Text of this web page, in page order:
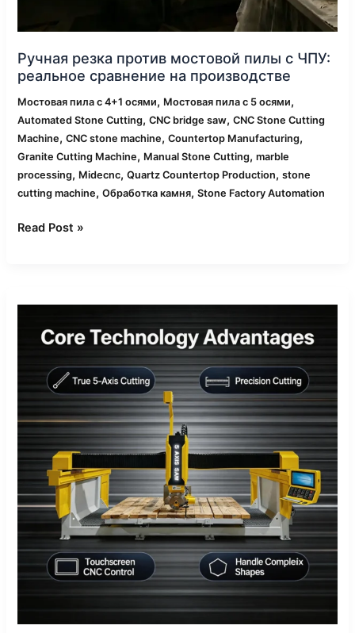
Ручная резка против мостовой пилы с ЧПУ:
реальное сравнение на производстве
Мостовая пила с 4+1 осями, Мостовая пила с 5 осями,
Automated Stone Cutting,CNC bridge saw,CNC Stone Cutting
Machine,CNC stone machine,Countertop Manufacturing,
Granite Cutting Machine, Manual Stone Cutting,marble
processing, Midecnc,Quartz Countertop Production,stone
cutting machine,Обработка камня,Stone Factory Automation
Read Post »
пила
кварца,
гранита
и
мрамора:
проблемы
резки
и
лучшие
практики